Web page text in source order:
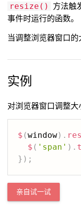
resize()
方法触
事件时运行的函数。
当调整浏览器窗口的
实例
对浏览器窗口调整大
$ (window) .
$ ( 'span' ) .
} ) ;
亲自试一试